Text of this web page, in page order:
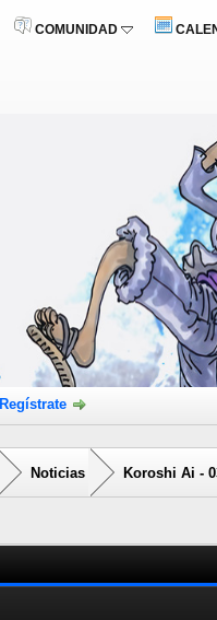
COMUNIDAD
Regístrate
Noticias Koroshi Ai -